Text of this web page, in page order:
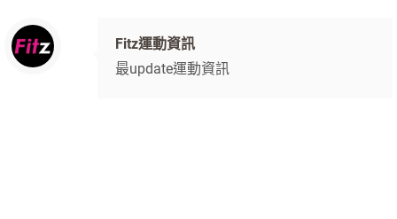
Fitz運動資訊
最update運動資訊